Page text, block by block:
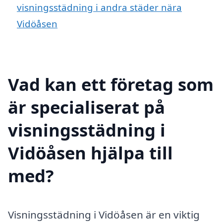
visningsstädning i andra städer nära
Vidöåsen
Vad kan ett företag som
är specialiserat på
visningsstädning i
Vidöåsen hjälpa till
med?
Visningsstädning i Vidöåsen är en viktig